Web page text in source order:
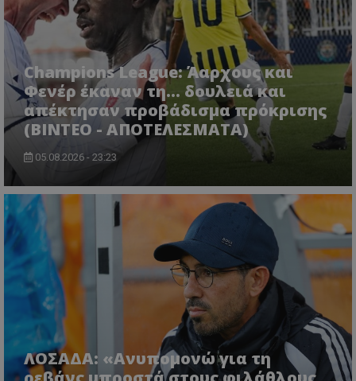
Champions League: Άαρχους και
Φενέρ έκαναν τη... δουλειά και
απέκτησαν προβάδισμα πρόκρισης
(ΒΙΝΤΕΟ - ΑΠΟΤΕΛΕΣΜΑΤΑ)
05.08.2026 - 23:23
ΛΟΣΑΔΑ: «Ανυπομονώ για τη